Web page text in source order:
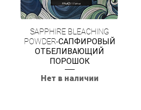
SAPPHIRE BLEACHING
POWDER-САПФИРОВЫЙ
ОТБЕЛИВАЮЩИЙ
ПОРОШОК
Нет в наличии